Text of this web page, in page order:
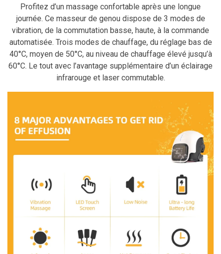
Profitez d’un massage confortable après une longue
journée. Ce masseur de genou dispose de 3 modes de
vibration, de la commutation basse, haute, à la commande
automatisée. Trois modes de chauffage, du réglage bas de
40°C, moyen de 50°C, au niveau de chauffage élevé jusqu’à
60°C. Le tout avec l’avantage supplémentaire d’un éclairage
infrarouge et laser commutable.